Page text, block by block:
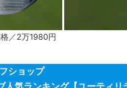
／2万1980円
ショップ